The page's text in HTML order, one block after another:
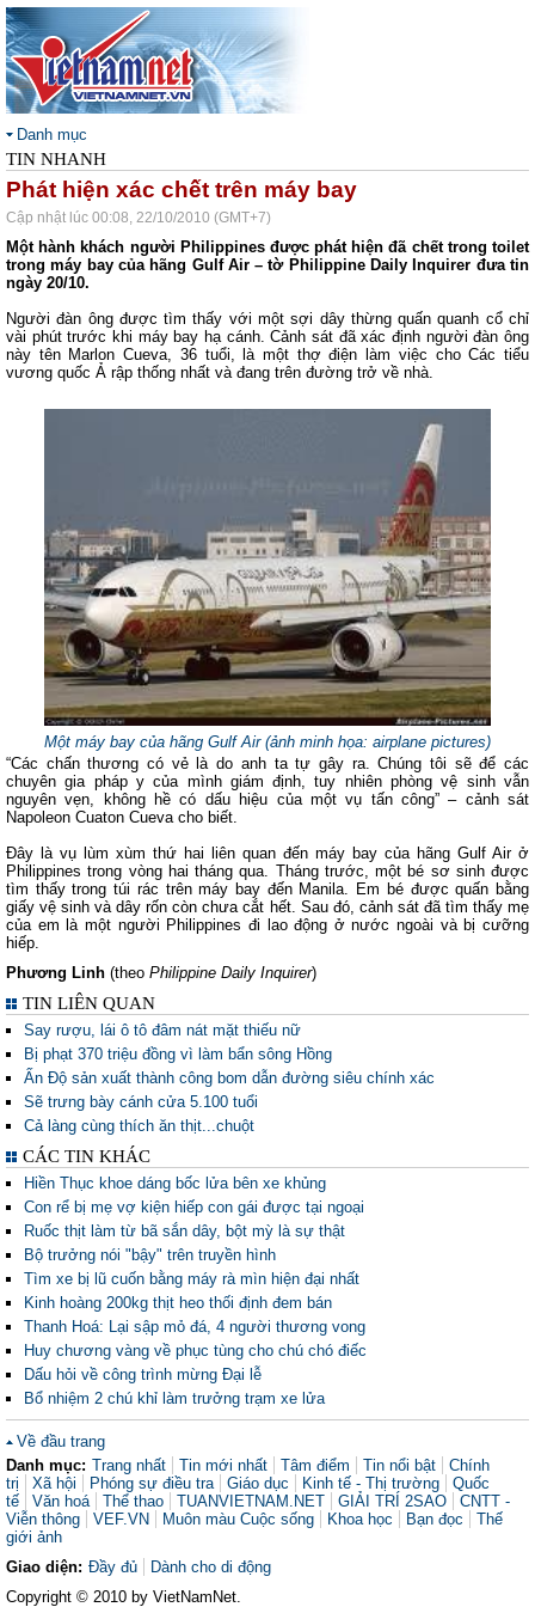
Danh mục
TIN NHANH
Phát hiện xác chết trên máy bay
Cập nhật lúc 00:08, 22/10/2010 (GMT+7)
Một hành khách người Philippines được phát hiện đã chết trong toilet
trong máy bay của hãng Gulf Air – tờ Philippine Daily Inquirer đưa tin
ngày 20/10.
Người đàn ông được tìm thấy với một sợi dây thừng quấn quanh cổ chỉ
vài phút trước khi máy bay hạ cánh. Cảnh sát đã xác định người đàn ông
này tên Marlon Cueva, 36 tuổi, là một thợ điện làm việc cho Các tiểu
vương quốc Ả rập thống nhất và đang trên đường trở về nhà.
Một máy bay của hãng Gulf Air (ảnh minh họa: airplane pictures)
“Các chấn thương có vẻ là do anh ta tự gây ra. Chúng tôi sẽ để các
chuyên gia pháp y của mình giám định, tuy nhiên phòng vệ sinh vẫn
nguyên vẹn, không hề có dấu hiệu của một vụ tấn công” – cảnh sát
Napoleon Cuaton Cueva cho biết.
Đây là vụ lùm xùm thứ hai liên quan đến máy bay của hãng Gulf Air ở
Philippines trong vòng hai tháng qua. Tháng trước, một bé sơ sinh được
tìm thấy trong túi rác trên máy bay đến Manila. Em bé được quấn bằng
giấy vệ sinh và dây rốn còn chưa cắt hết. Sau đó, cảnh sát đã tìm thấy mẹ
của em là một người Philippines đi lao động ở nước ngoài và bị cưỡng
hiếp.
Phương Linh (theo Philippine Daily Inquirer)
TIN LIÊN QUAN
Say rượu, lái ô tô đâm nát mặt thiếu nữ
Bị phạt 370 triệu đồng vì làm bẩn sông Hồng
Ấn Độ sản xuất thành công bom dẫn đường siêu chính xác
Sẽ trưng bày cánh cửa 5.100 tuổi
Cả làng cùng thích ăn thịt...chuột
CÁC TIN KHÁC
Hiền Thục khoe dáng bốc lửa bên xe khủng
Con rể bị mẹ vợ kiện hiếp con gái được tại ngoại
Ruốc thịt làm từ bã sắn dây, bột mỳ là sự thật
Bộ trưởng nói "bậy" trên truyền hình
Tìm xe bị lũ cuốn bằng máy rà mìn hiện đại nhất
Kinh hoàng 200kg thịt heo thối định đem bán
Thanh Hoá: Lại sập mỏ đá, 4 người thương vong
Huy chương vàng về phục tùng cho chú chó điếc
Dấu hỏi về công trình mừng Đại lễ
Bổ nhiệm 2 chú khỉ làm trưởng trạm xe lửa
Về đầu trang
Danh mục: Trang nhất Tin mới nhất Tâm điểm Tin nổi bật
Chính
trị
Xã hội Phóng sự điều tra Giáo dục Kinh tế - Thị trường
Quốc
tế
Văn hoá Thể thao TUANVIETNAM.NET GIẢI TRÍ 2SAO
CNTT -
Viễn thông
VEF.VN Muôn màu Cuộc sống Khoa học Bạn đọc
Thế
giới ảnh
Giao diện: Đầy đủ
Dành cho di động
Copyright © 2010 by VietNamNet.